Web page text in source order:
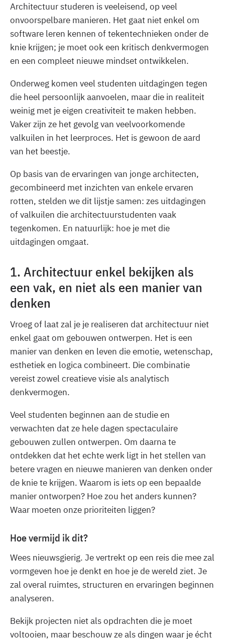
Architectuur studeren is veeleisend, op veel
onvoorspelbare manieren. Het gaat niet enkel om
software leren kennen of tekentechnieken onder de
knie krijgen; je moet ook een kritisch denkvermogen
en een compleet nieuwe mindset ontwikkelen.
Onderweg komen veel studenten uitdagingen tegen
die heel persoonlijk aanvoelen, maar die in realiteit
weinig met je eigen creativiteit te maken hebben.
Vaker zijn ze het gevolg van veelvoorkomende
valkuilen in het leerproces. Het is gewoon de aard
van het beestje.
Op basis van de ervaringen van jonge architecten,
gecombineerd met inzichten van enkele ervaren
rotten, stelden we dit lijstje samen: zes uitdagingen
of valkuilen die architectuurstudenten vaak
tegenkomen. En natuurlijk: hoe je met die
uitdagingen omgaat.
1. Architectuur enkel bekijken als
een vak, en niet als een manier van
denken
Vroeg of laat zal je je realiseren dat architectuur niet
enkel gaat om gebouwen ontwerpen. Het is een
manier van denken en leven die emotie, wetenschap,
esthetiek en logica combineert. Die combinatie
vereist zowel creatieve visie als analytisch
denkvermogen.
Veel studenten beginnen aan de studie en
verwachten dat ze hele dagen spectaculaire
gebouwen zullen ontwerpen. Om daarna te
ontdekken dat het echte werk ligt in het stellen van
betere vragen en nieuwe manieren van denken onder
de knie te krijgen. Waarom is iets op een bepaalde
manier ontworpen? Hoe zou het anders kunnen?
Waar moeten onze prioriteiten liggen?
Hoe vermijd ik dit?
Wees nieuwsgierig. Je vertrekt op een reis die mee zal
vormgeven hoe je denkt en hoe je de wereld ziet. Je
zal overal ruimtes, structuren en ervaringen beginnen
analyseren.
Bekijk projecten niet als opdrachten die je moet
voltooien, maar beschouw ze als dingen waar je écht